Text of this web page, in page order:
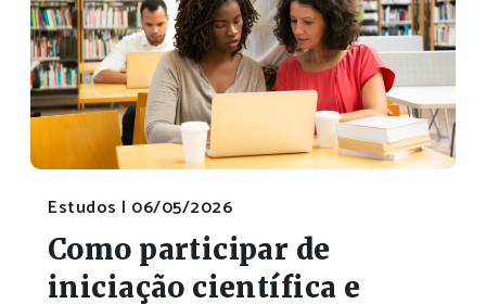
Estudos | 06/05/2026
Como participar de
iniciação científica e